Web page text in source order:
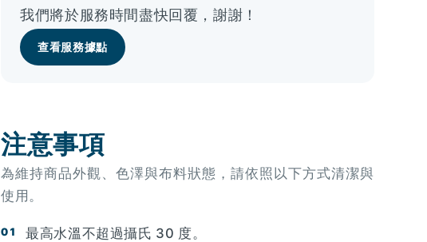
我們將於服務時間盡快回覆，謝謝！
查看服務據點
注意事項
為維持商品外觀、色澤與布料狀態，請依照以下方式清潔與
使用。
最高水溫不超過攝氏 30 度。